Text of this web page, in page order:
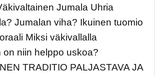
Jumala Uhria
Jumalan viha? Ikuinen tuomio
Miksi väkivallalla
on niin helppo uskoa?
TRADITIO PALJASTAVA JA